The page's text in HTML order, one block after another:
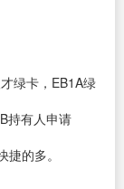
绿卡，EB1A绿
持有人申请
的多。